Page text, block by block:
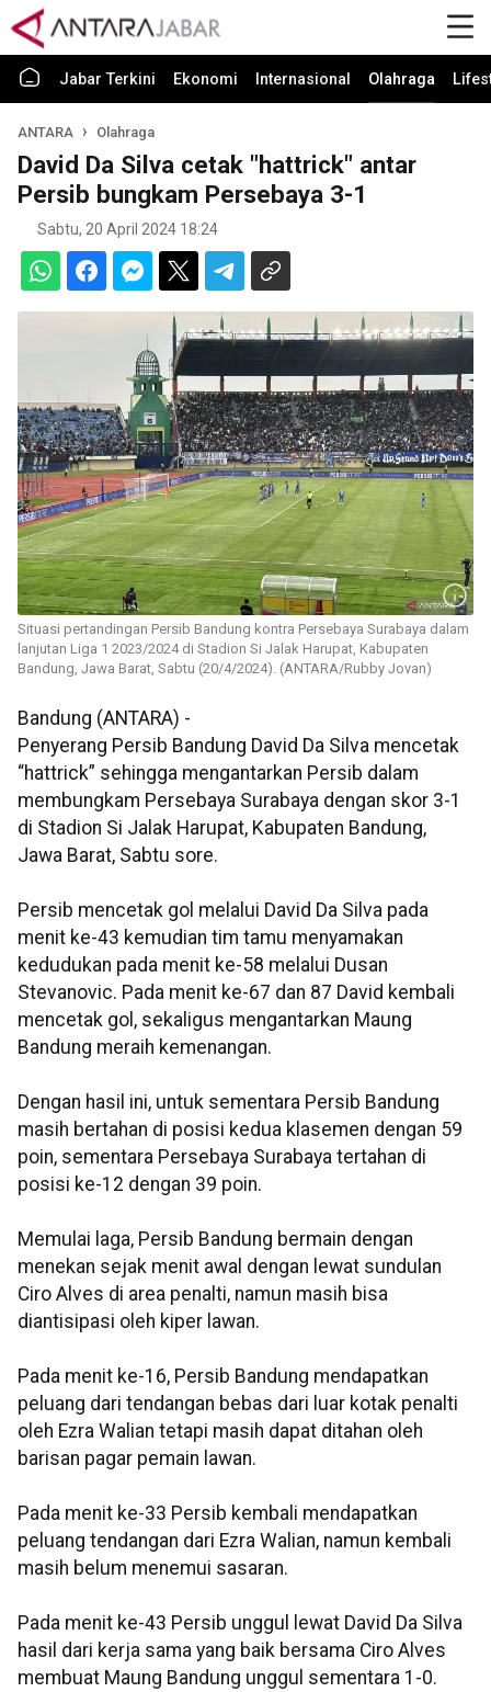
Jabar Terkini Ekonomi Internasional Olahraga
ANTARA Olahraga
David Da Silva cetak "hattrick" antar
Persib bungkam Persebaya 3-1
Sabtu, 20 April 2024 18:24
Situasi pertandingan Persib Bandung kontra Persebaya Surabaya dalam
lanjutan Liga 1 2023/2024 di Stadion Si Jalak Harupat, Kabupaten
Bandung, Jawa Barat, Sabtu (20/4/2024). (ANTARA/Rubby Jovan)
Bandung (ANTARA) -
Penyerang Persib Bandung David Da Silva mencetak
“hattrick” sehingga mengantarkan Persib dalam
membungkam Persebaya Surabaya dengan skor 3-1
di Stadion Si Jalak Harupat, Kabupaten Bandung,
Jawa Barat, Sabtu sore.
Persib mencetak gol melalui David Da Silva pada
menit ke-43 kemudian tim tamu menyamakan
kedudukan pada menit ke-58 melalui Dusan
Stevanovic. Pada menit ke-67 dan 87 David kembali
mencetak gol, sekaligus mengantarkan Maung
Bandung meraih kemenangan.
Dengan hasil ini, untuk sementara Persib Bandung
masih bertahan di posisi kedua klasemen dengan 59
poin, sementara Persebaya Surabaya tertahan di
posisi ke-12 dengan 39 poin.
Memulai laga, Persib Bandung bermain dengan
menekan sejak menit awal dengan lewat sundulan
Ciro Alves di area penalti, namun masih bisa
diantisipasi oleh kiper lawan.
Pada menit ke-16, Persib Bandung mendapatkan
peluang dari tendangan bebas dari luar kotak penalti
oleh Ezra Walian tetapi masih dapat ditahan oleh
barisan pagar pemain lawan.
Pada menit ke-33 Persib kembali mendapatkan
peluang tendangan dari Ezra Walian, namun kembali
masih belum menemui sasaran.
Pada menit ke-43 Persib unggul lewat David Da Silva
hasil dari kerja sama yang baik bersama Ciro Alves
membuat Maung Bandung unggul sementara 1-0.